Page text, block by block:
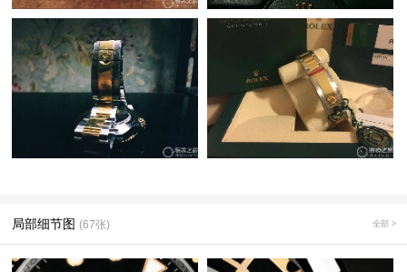
局部细节图 (67张) 全部 >